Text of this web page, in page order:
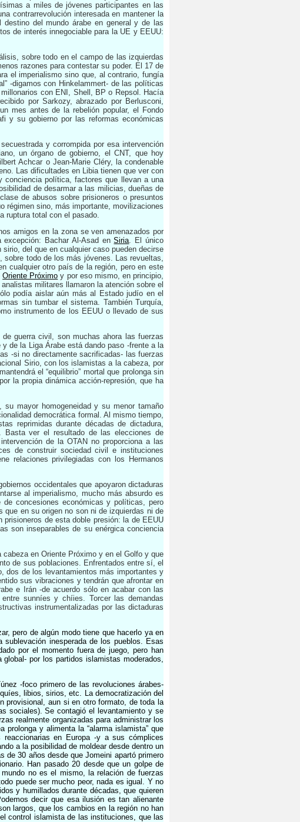
a miles de jóvenes participantes en las
contrarrevolución interesada en mantener la
destino del mundo árabe en general y de las
de interés innegociable para la UE y EEUU:
sobre todo en el campo de las izquierdas
razones para contestar su poder. El 17 de
el imperialismo sino que, al contrario, fungía
-digamos con Hinkelammert- de las políticas
con ENI, Shell, BP o Repsol. Hacía
por Sarkozy, abrazado por Berlusconi,
mes antes de la rebelión popular, el Fondo
y su gobierno por las reformas económicas
y corrompida por esa intervención
un órgano de gobierno, el CNT, que hoy
Achcar o Jean-Marie Cléry, la condenable
Las dificultades en Libia tienen que ver con
conciencia política, factores que llevan a una
de desarmar a las milicias, dueñas de
de abusos sobre prisioneros o presuntos
régimen sino, más importante, movilizaciones
ruptura total con el pasado.
amigos en la zona se ven amenazados por
excepción: Bachar Al-Asad enSiria. El único
del que en cualquier caso pueden decirse
todo de los más jóvenes. Las revueltas,
cualquier otro país de la región, pero en este
Oriente Próximo y por eso mismo, en principio,
militares llamaron la atención sobre el
podía aislar aún más al Estado judío en el
sin tumbar el sistema. También Turquía,
instrumento de los EEUU o llevado de sus
guerra civil, son muchas ahora las fuerzas
de la Liga Árabe está dando paso -frente a la
-si no directamente sacrificadas- las fuerzas
Sirio, con los islamistas a la cabeza, por
el “equilibrio” mortal que prolonga sin
la propia dinámica acción-represión, que ha
su mayor homogeneidad y su menor tamaño
democrática formal. Al mismo tiempo,
reprimidas durante décadas de dictadura,
Basta ver el resultado de las elecciones de
de la OTAN no proporciona a las
de construir sociedad civil e instituciones
relaciones privilegiadas con los Hermanos
occidentales que apoyaron dictaduras
al imperialismo, mucho más absurdo es
concesiones económicas y políticas, pero
que en su origen no son ni de izquierdas ni de
de esta doble presión: la de EEUU
son inseparables de su enérgica conciencia
en Oriente Próximo y en el Golfo y que
de sus poblaciones. Enfrentados entre sí, el
dos de los levantamientos más importantes y
sus vibraciones y tendrán que afrontar en
e Irán -de acuerdo sólo en acabar con las
sunníes y chíies. Torcer las demandas
instrumentalizadas por las dictaduras
pero de algún modo tiene que hacerlo ya en
inesperada de los pueblos. Esas
por el momento fuera de juego, pero han
por los partidos islamistas moderados,
-foco primero de las revoluciones árabes-
libios, sirios, etc. La democratización del
provisional, aun si en otro formato, de toda la
sociales). Se contagió el levantamiento y se
realmente organizadas para administrar los
prolonga y alimenta la “alarma islamista” que
en Europa -y a sus cómplices
a la posibilidad de moldear desde dentro un
de 30 años desde que Jomeini apartó primero
Han pasado 20 desde que un golpe de
no es el mismo, la relación de fuerzas
puede ser mucho peor, nada es igual. Y no
y humillados durante décadas, que quieren
decir que esa ilusión es tan alienante
largos, que los cambios en la región no han
control islamista de las instituciones, que las